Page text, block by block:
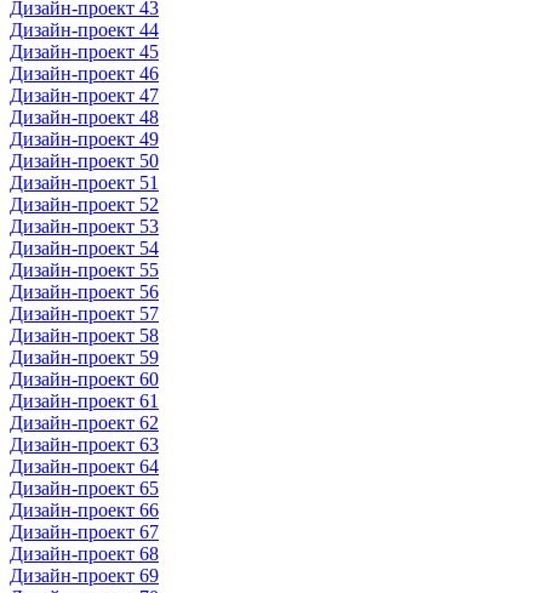
Дизайн-проект 43
Дизайн-проект 44
Дизайн-проект 45
Дизайн-проект 46
Дизайн-проект 47
Дизайн-проект 48
Дизайн-проект 49
Дизайн-проект 50
Дизайн-проект 51
Дизайн-проект 52
Дизайн-проект 53
Дизайн-проект 54
Дизайн-проект 55
Дизайн-проект 56
Дизайн-проект 57
Дизайн-проект 58
Дизайн-проект 59
Дизайн-проект 60
Дизайн-проект 61
Дизайн-проект 62
Дизайн-проект 63
Дизайн-проект 64
Дизайн-проект 65
Дизайн-проект 66
Дизайн-проект 67
Дизайн-проект 68
Дизайн-проект 69